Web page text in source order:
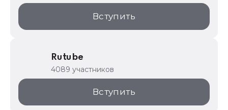
Вступить
Rutube
4089 участников
Вступить